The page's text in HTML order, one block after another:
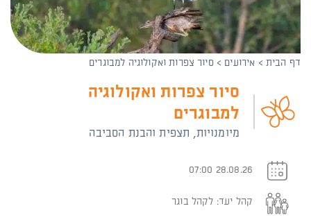
לִנְגִישׁוּת
הָאֲתָר.
דף הבית > אירועים > סיור צפרות ואקולוגיה למבוגרים
סיור צפרות ואקולוגיה
למבוגרים
מיומנויות, תצפית והבנת הסביבה
28.08.26 07:00
קהל יעד: לקהל בוגר